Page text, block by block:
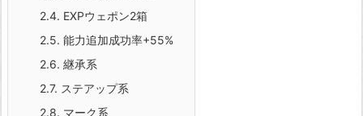
2.4. EXPウェポン2箱
2.5. 能力追加成功率+55%
2.6. 継承系
2.7. ステアップ系
2.8. マーク系